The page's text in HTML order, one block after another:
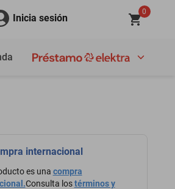
Inicia sesión
0
internacional
es una compra
Consulta los términos y